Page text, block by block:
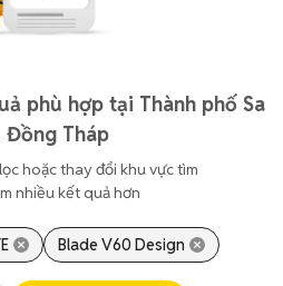
phù hợp tại Thành phố Sa
Đồng Tháp
hoặc thay đổi khu vực tìm
nhiều kết quả hơn
Blade V60 Design